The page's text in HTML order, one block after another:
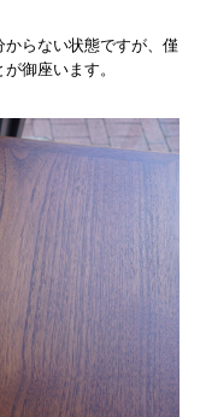
からない状態ですが、僅
御座います。